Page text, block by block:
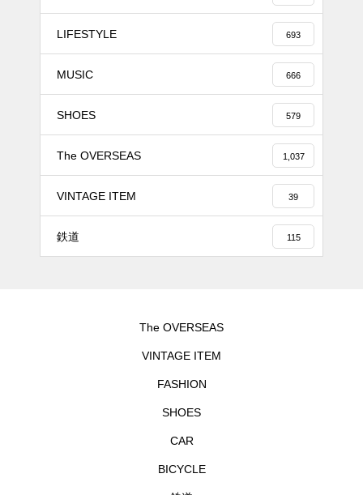
LIFESTYLE 693
MUSIC 666
SHOES 579
The OVERSEAS 1,037
VINTAGE ITEM 39
鉄道 115
The OVERSEAS
VINTAGE ITEM
FASHION
SHOES
CAR
BICYCLE